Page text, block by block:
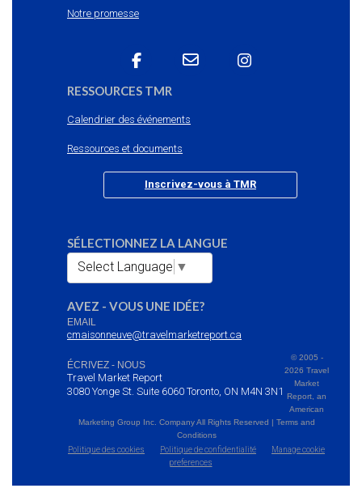
Notre promesse
RESSOURCES TMR
Calendrier des événements
Ressources et documents
Inscrivez-vous à TMR
SÉLECTIONNEZ LA LANGUE
Select Language ▼
AVEZ - VOUS UNE IDÉE?
EMAIL
cmaisonneuve@travelmarketreport.ca
ÉCRIVEZ - NOUS
Travel Market Report
3080 Yonge St. Suite 6060 Toronto, ON M4N 3N1
© 2005 -
2026 Travel
Market
Report, an
American
Marketing Group Inc. Company All Rights Reserved | Terms and
Conditions
Politique des cookies
Politique de confidentialité
Manage cookie
preferences